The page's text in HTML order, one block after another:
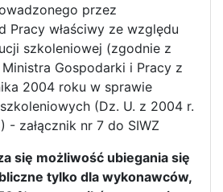
przez
Pracy właściwy ze względu
szkoleniowej (zgodnie z
Gospodarki i Pracy z
2004 roku w sprawie
(Dz. U. z 2004 r.
- załącznik nr 7 do SIWZ
się możliwość ubiegania się
tylko dla wykonawców,